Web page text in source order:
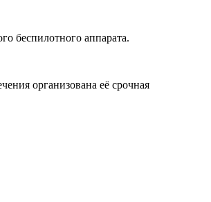
беспилотного аппарата.
организована её срочная